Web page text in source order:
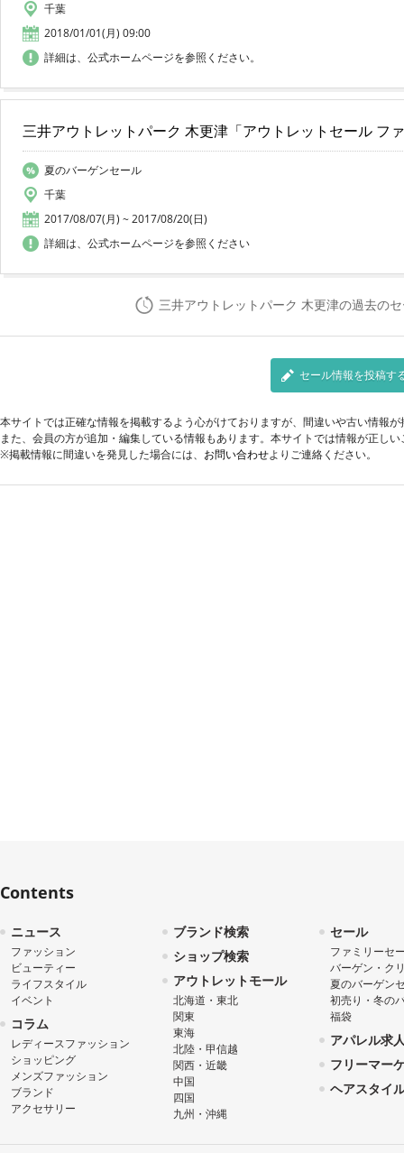
千葉
2018/01/01(月) 09:00
詳細は、公式ホームページを参照ください。
三井アウトレットパーク 木更津「アウトレットセール フ
夏のバーゲンセール
千葉
2017/08/07(月) ~ 2017/08/20(日)
詳細は、公式ホームページを参照ください
三井アウトレットパーク 木更津の過去の
セール情報を投稿す
本サイトでは正確な情報を掲載するよう心がけておりますが、間違いや古い情報
また、会員の方が追加・編集している情報もあります。本サイトでは情報が正し
※掲載情報に間違いを発見した場合には、 お問い合わせよりご連絡ください。
Contents
ニュース
ファッション
ビューティー
ライフスタイル
イベント
コラム
レディースファッション
ショッピング
メンズファッション
ブランド
アクセサリー
ブランド検索
ショップ検索
アウトレットモール
北海道・東北
関東
東海
北陸・甲信越
関西・近畿
中国
四国
九州・沖縄
セール
ファミリーセ
バーゲン・ク
夏のバーゲン
初売り・冬の
福袋
アパレル求
フリーマー
ヘアスタイ